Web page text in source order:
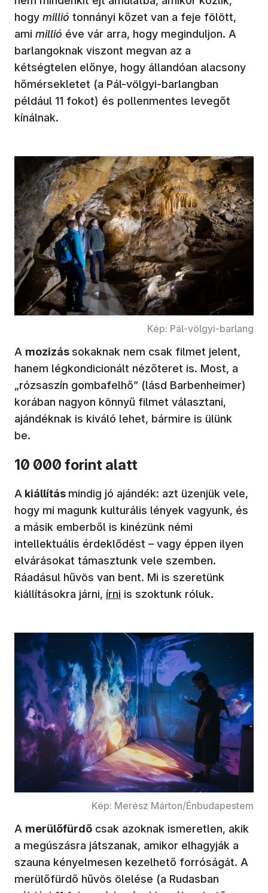
hogy millió tonnányi kőzet van a feje fölött,
ami millió éve vár arra, hogy meginduljon. A
barlangoknak viszont megvan az a
kétségtelen előnye, hogy állandóan alacsony
hőmérsekletet (a Pál-völgyi-barlangban
például 11 fokot) és pollenmentes levegőt
kínálnak.
Kép: Pál-völgyi-barlang
A mozizássokaknak nem csak filmet jelent,
hanem légkondicionált nézőteret is. Most, a
„rózsaszín gombafelhő” (lásd Barbenheimer)
korában nagyon könnyű filmet választani,
ajándéknak is kiváló lehet, bármire is ülünk
be.
10 000 forint alatt
A kiállítás mindig jó ajándék: azt üzenjük vele,
hogy mi magunk kulturális lények vagyunk, és
a másik emberből is kinézünk némi
intellektuális érdeklődést – vagy éppen ilyen
elvárásokat támasztunk vele szemben.
Ráadásul hűvös van bent. Mi is szeretünk
kiállításokra járni, írni is szoktunk róluk.
Kép: Merész Márton/Énbudapestem
A merülőfürdő csak azoknak ismeretlen, akik
a megúszásra játszanak, amikor elhagyják a
szauna kényelmesen kezelhető forróságát. A
merülőfürdő hűvös ölelése (a Rudasban